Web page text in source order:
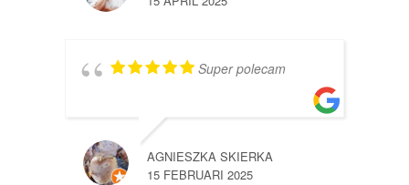
Super polecam
AGNIESZKA SKIERKA
15 FEBRUARI 2025